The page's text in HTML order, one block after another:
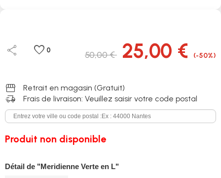
share favorite 0 50,00 € 25,00 € (-50%)
storefront Retrait en magasin (Gratuit)
delivery_truck_speed Frais de livraison: Veuillez saisir votre code postal
Produit non disponible
Détail de "Meridienne Verte en L"